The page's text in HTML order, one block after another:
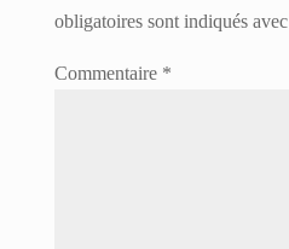
obligatoires sont indiqués avec
Commentaire *